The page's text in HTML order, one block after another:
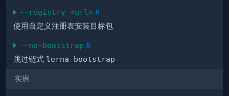
--registry <url> #
使用自定义注册表安装目标包
--no-bootstrap #
跳过链式 lerna bootstrap
实例